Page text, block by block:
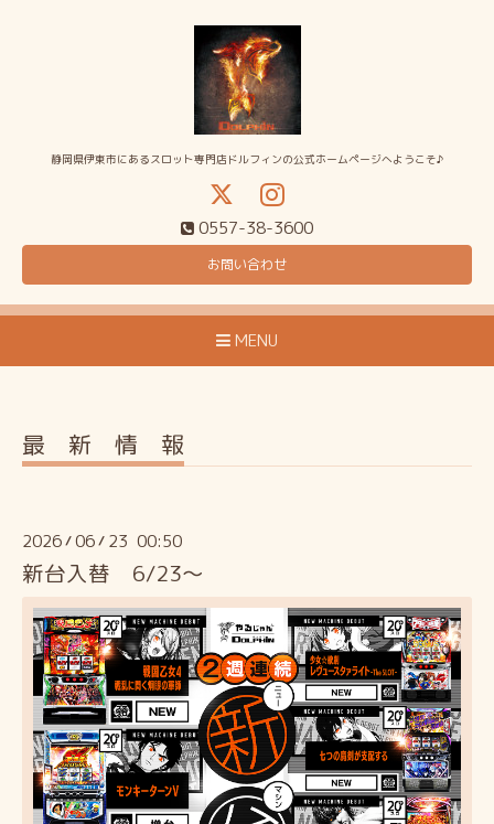
静岡県伊東市にあるスロット専門店ドルフィンの公式ホームページへようこそ♪
0557-38-3600
お問い合わせ
MENU
最 新 情 報
2026/06/ 23 00:50
新台入替 6/23～